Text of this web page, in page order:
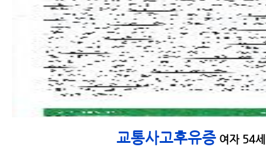
교통사고후유증여자 54세